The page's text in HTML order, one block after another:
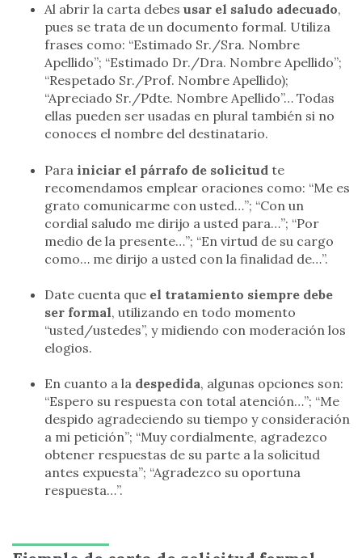
Al abrir la carta debes usar el saludo adecuado,
pues se trata de un documento formal. Utiliza
frases como: “Estimado Sr./Sra. Nombre
Apellido”; “Estimado Dr./Dra. Nombre Apellido”;
“Respetado Sr./Prof. Nombre Apellido);
“Apreciado Sr./Pdte. Nombre Apellido”… Todas
ellas pueden ser usadas en plural también si no
conoces el nombre del destinatario.
Para iniciar el párrafo de solicitud te
recomendamos emplear oraciones como: “Me es
grato comunicarme con usted…”; “Con un
cordial saludo me dirijo a usted para…”; “Por
medio de la presente…”; “En virtud de su cargo
como… me dirijo a usted con la finalidad de…”.
Date cuenta que el tratamiento siempre debe
ser formal, utilizando en todo momento
“usted/ustedes”, y midiendo con moderación los
elogios.
En cuanto a la despedida, algunas opciones son:
“Espero su respuesta con total atención…”; “Me
despido agradeciendo su tiempo y consideración
a mi petición”; “Muy cordialmente, agradezco
obtener respuestas de su parte a la solicitud
antes expuesta”; “Agradezco su oportuna
respuesta…”.